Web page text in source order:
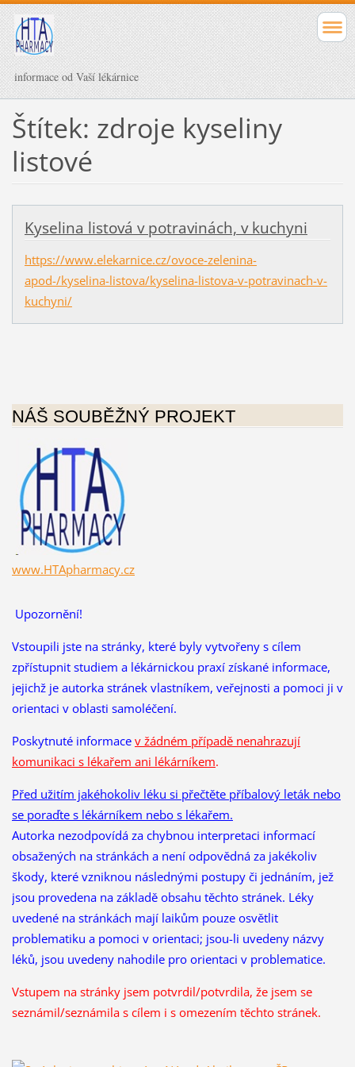
informace od Vaší lékárnice
Štítek: zdroje kyseliny
listové
Kyselina listová v potravinách, v kuchyni
https://www.elekarnice.cz/ovoce-zelenina-
apod-/kyselina-listova/kyselina-listova-v-potravinach-v-
kuchyni/
NÁŠ SOUBĚŽNÝ PROJEKT
www.HTApharmacy.cz
Upozornění!
Vstoupili jste na stránky, které byly vytvořeny s cílem
zpřístupnit studiem a lékárnickou praxí získané informace,
jejichž je autorka stránek vlastníkem, veřejnosti a pomoci ji v
orientaci v oblasti samoléčení.
Poskytnuté informace v žádném případě nenahrazují
komunikaci s lékařem ani lékárníkem.
Před užitím jakéhokoliv léku si přečtěte příbalový leták nebo
se poraďte s lékárníkem nebo s lékařem.
Autorka nezodpovídá za chybnou interpretaci informací
obsažených na stránkách a není odpovědná za jakékoliv
škody, které vzniknou následnými postupy či jednáním, jež
jsou provedena na základě obsahu těchto stránek. Léky
uvedené na stránkách mají laikům pouze osvětlit
problematiku a pomoci v orientaci; jsou-li uvedeny názvy
léků, jsou uvedeny nahodile pro orientaci v problematice.
Vstupem na stránky jsem potvrdil/potvrdila, že jsem se
seznámil/seznámila s cílem i s omezením těchto stránek.